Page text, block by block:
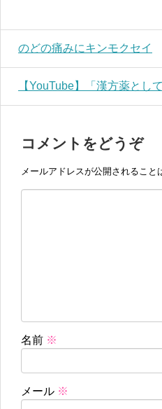
のどの痛みにキンモクセイ
【YouTube】「漢方薬とし
コメントをどうぞ
メールアドレスが公開されること
名前 ※
メール ※